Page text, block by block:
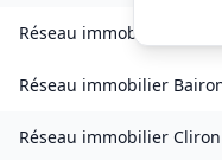
Réseau immobilier
Réseau immobilier
Réseau immobilier Cliron